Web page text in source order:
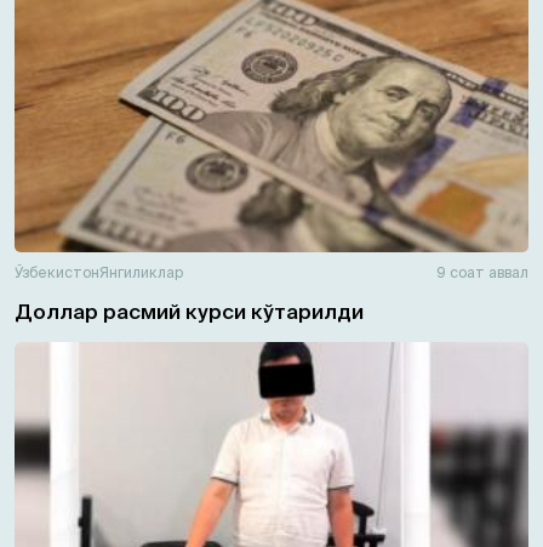
ЎзбекистонЯнгиликлар 9 соат аввал
Доллар расмий курси кўтарилди